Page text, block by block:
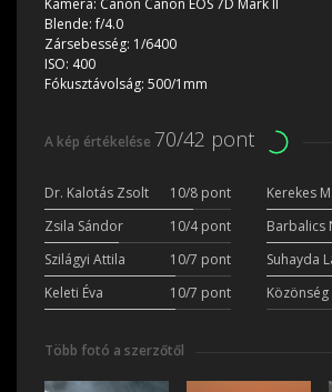
Blende:f/4.0
Zársebesség: 1/6400
ISO: 400
Fókusztávolság: 500/1mm
A kép értékelése 70/42 pont
Dr. Kalotás Zsolt 10/8 pont Kerekes
Zsila Sándor
10/4 pont Barbalics
Szilágyi Attila
10/7 pont Suhayda
Keleti Éva
10/7 pont
Több fotó a szerzőtől